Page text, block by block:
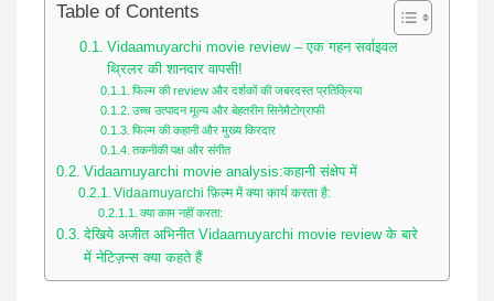
Table of Contents
Vidaamuyarchi movie review – एक गहन सर्वाइवल
थ्रिलर की शानदार वापसी!
फिल्म की review और दर्शकों की जबरदस्त प्रतिक्रिया
उच्च उत्पादन मूल्य और बेहतरीन सिनेमैटोग्राफी
फिल्म की कहानी और मुख्य किरदार
तकनीकी पक्ष और संगीत
Vidaamuyarchi movie analysis:कहानी संक्षेप में
Vidaamuyarchi फ़िल्म में क्या कार्य करता है:
क्या काम नहीं करता:
देखिये अजीत अभिनीत Vidaamuyarchi movie review के बारे
में नेटिज़न्स क्या कहते हैं